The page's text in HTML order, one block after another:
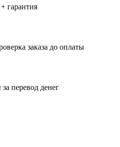
гарантия
заказа до оплаты
перевод денег